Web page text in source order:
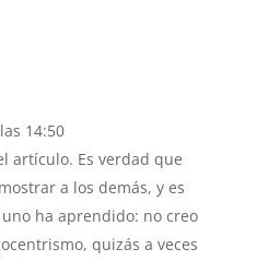
14:50
artículo. Es verdad que
a los demás, y es
ha aprendido: no creo
quizás a veces